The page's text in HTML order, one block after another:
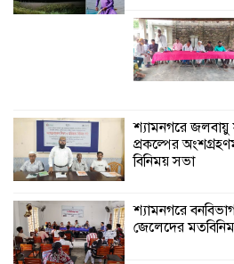
শ্যামনগরে
প্রকল্পের
বিনিময় সভা
শ্যামনগরে
জেলেদের